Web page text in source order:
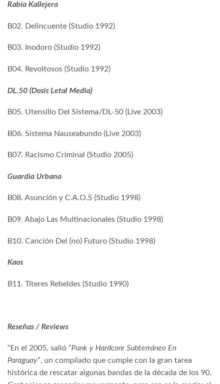
Rabia Kallejera
B02. Delincuente (Studio 1992)
B03. Inodoro (Studio 1992)
B04. Revoltosos (Studio 1992)
DL.50 (Dosis Letal Media)
B05. Utensilio Del Sistema/DL-50 (Live 2003)
B06. Sistema Nauseabundo (Live 2003)
B07. Racismo Criminal (Studio 2005)
Guardia Urbana
B08. Asunción y C.A.O.S (Studio 1998)
B09. Abajo Las Multinacionales (Studio 1998)
B10. Canción Del (no) Futuro (Studio 1998)
Kaos
B11. Títeres Rebeldes (Studio 1990)
Reseñas / Reviews
“En el 2005, salió “Punk y Hardcore Subterráneo En
Paraguay”, un compilado que cumple con la gran tarea
histórica de rescatar algunas bandas de la década de los 90.